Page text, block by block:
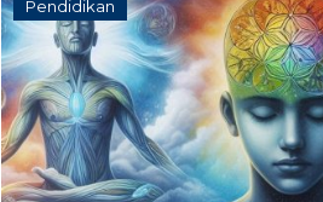
Pendidikan